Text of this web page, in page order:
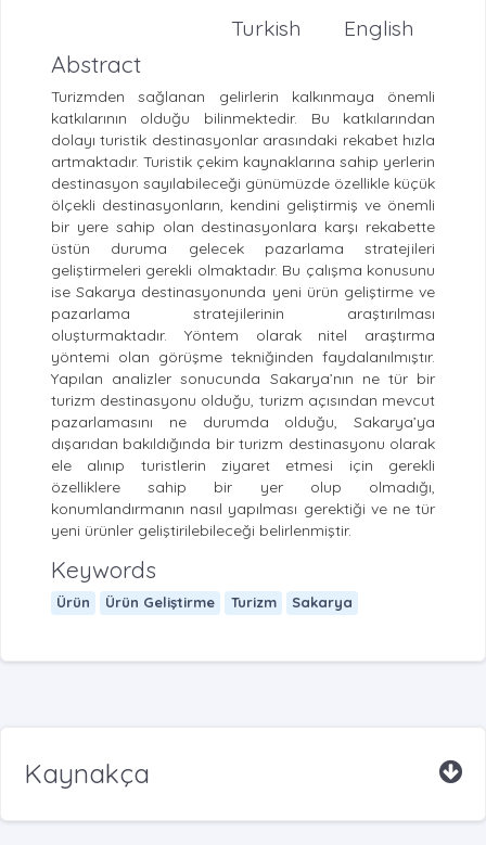
English
Turkish
Abstract
Turizmden sağlanan gelirlerin kalkınmaya önemli
katkılarının olduğu bilinmektedir. Bu katkılarından
dolayı turistik destinasyonlar arasındaki rekabet hızla
artmaktadır. Turistik çekim kaynaklarına sahip yerlerin
destinasyon sayılabileceği günümüzde özellikle küçük
ölçekli destinasyonların, kendini geliştirmiş ve önemli
bir yere sahip olan destinasyonlara karşı rekabette
üstün duruma gelecek pazarlama stratejileri
geliştirmeleri gerekli olmaktadır. Bu çalışma konusunu
ise Sakarya destinasyonunda yeni ürün geliştirme ve
pazarlama stratejilerinin araştırılması
oluşturmaktadır. Yöntem olarak nitel araştırma
yöntemi olan görüşme tekniğinden faydalanılmıştır.
Yapılan analizler sonucunda Sakarya’nın ne tür bir
turizm destinasyonu olduğu, turizm açısından mevcut
pazarlamasını ne durumda olduğu, Sakarya’ya
dışarıdan bakıldığında bir turizm destinasyonu olarak
ele alınıp turistlerin ziyaret etmesi için gerekli
özelliklere sahip bir yer olup olmadığı,
konumlandırmanın nasıl yapılması gerektiği ve ne tür
yeni ürünler geliştirilebileceği belirlenmiştir.
Keywords
Ürün Ürün Geliştirme Turizm Sakarya
Kaynakça